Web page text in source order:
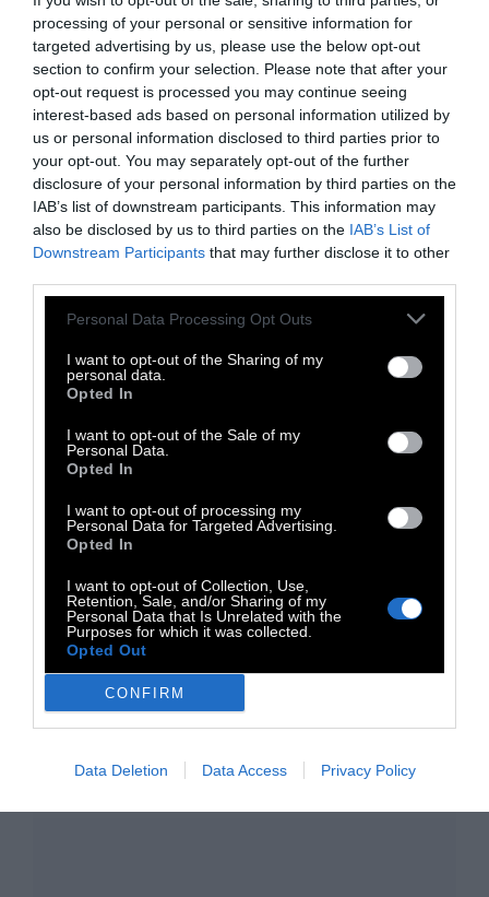
processing of your personal or sensitive information for
targeted advertising by us, please use the below opt-out
section to confirm your selection. Please note that after your
opt-out request is processed you may continue seeing
interest-based ads based on personal information utilized by
us or personal information disclosed to third parties prior to
your opt-out. You may separately opt-out of the further
disclosure of your personal information by third parties on the
IAB’s list of downstream participants. This information may
also be disclosed by us to third parties on the IAB’s List of
Downstream Participants that may further disclose it to other
Personal Data Processing Opt Outs
I want to opt-out of the Sharing of my
personal data.
Opted In
I want to opt-out of the Sale of my
Personal Data.
Opted In
I want to opt-out of processing my
Personal Data for Targeted Advertising.
Opted In
I want to opt-out of Collection, Use,
Retention, Sale, and/or Sharing of my
Personal Data that Is Unrelated with the
Purposes for which it was collected.
Opted Out
CONFIRM
Data Deletion Data Access Privacy Policy
Ο Κώστας είναι dj στην Ουάσιγκτον. Παίζει στα
πιο έμπειρα clubs της πόλης τα τελευταία 20
χρόνια. Το πιο πρόσφατό του residency ήταν
στο Lizard Lounge, ενώ είναι resident στο Red
Night Club και στο 18th Street Lounge που
ίδρυσαν οι Thievery Corporation. Μπορείτε να
ακούσετε όλα του τα pod.cast για το DOC TV
TAGS:
Downtempo
Radiodoc.gr